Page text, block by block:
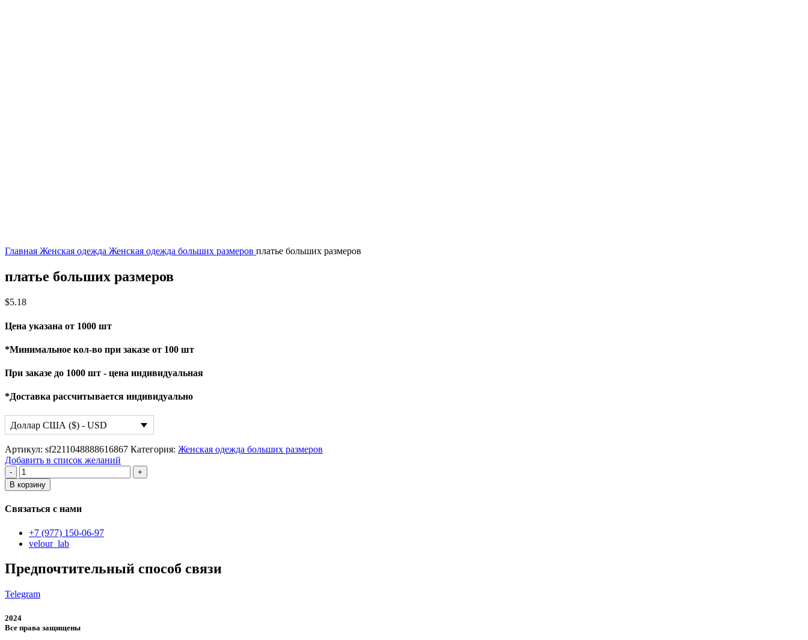
Главная Женская одежда Женская одежда больших размеров платье больших размеров
платье больших размеров
$5.18
Цена указана от 1000 шт
*Минимальное кол-во при заказе от 100 шт
При заказе до 1000 шт - цена индивидуальная
*Доставка рассчитывается индивидуально
Доллар США ($) - USD
Артикул: sf2211048888616867 Категория: Женская одежда больших размеров
Добавить в список желаний
Количество
товара
платье
размеров
В корзину
Связаться с нами
+7 (977) 150-06-97
velour_lab
Предпочтительный способ связи
Telegram
2024
Все права защищены